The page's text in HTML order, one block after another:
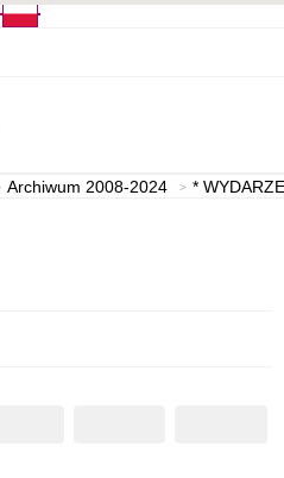
Archiwum 2008-2024 *